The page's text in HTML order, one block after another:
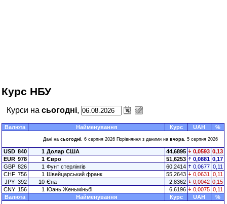
Курс НБУ
Курси на сьогодні,
Валюта Найменування Курс UAH %
Дані на сьогодні, 6 серпня 2026 Порівняння з даними на вчора, 5 серпня 2026
USD 840 1 Долар США 44,6895 0,0593 0,13
EUR 978 1 Євро 51,6253 0,0881 0,17
GBP 826 1 Фунт стерлінгів 60,2414 0,0677 0,11
CHF 756 1 Швейцарський франк 55,2643 0,0631
0,11
JPY 392 10 Єна 2,8362 0,0042 0,15
CNY 156 1 Юань Женьміньбі 6,6196 0,0075 0,11
Валюта
Найменування Курс UAH %